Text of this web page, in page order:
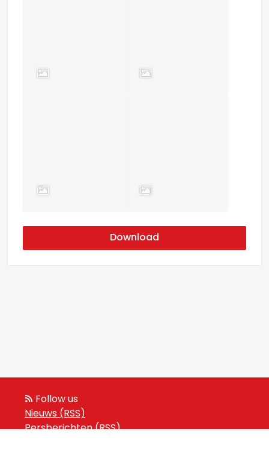
Download
Follow us
Nieuws (RSS)
Persberichten (RSS)